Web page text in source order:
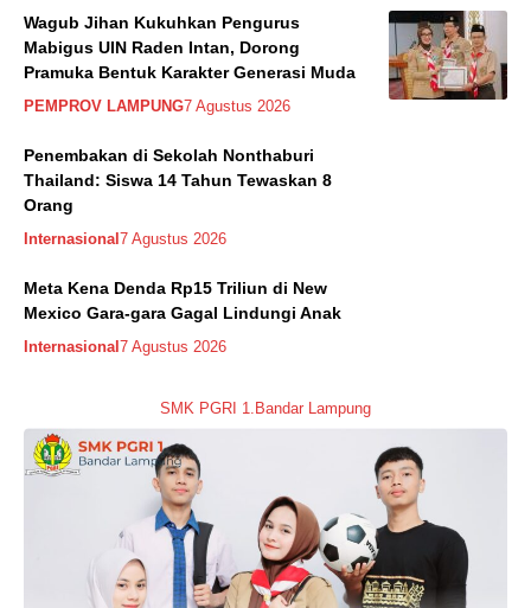
Wagub Jihan Kukuhkan Pengurus
Mabigus UIN Raden Intan, Dorong
Pramuka Bentuk Karakter Generasi Muda
PEMPROV LAMPUNG7 Agustus 2026
Penembakan di Sekolah Nonthaburi
Thailand: Siswa 14 Tahun Tewaskan 8
Orang
Internasional 7 Agustus 2026
Meta Kena Denda Rp15 Triliun di New
Mexico Gara-gara Gagal Lindungi Anak
Internasional 7 Agustus 2026
SMK PGRI 1.Bandar Lampung